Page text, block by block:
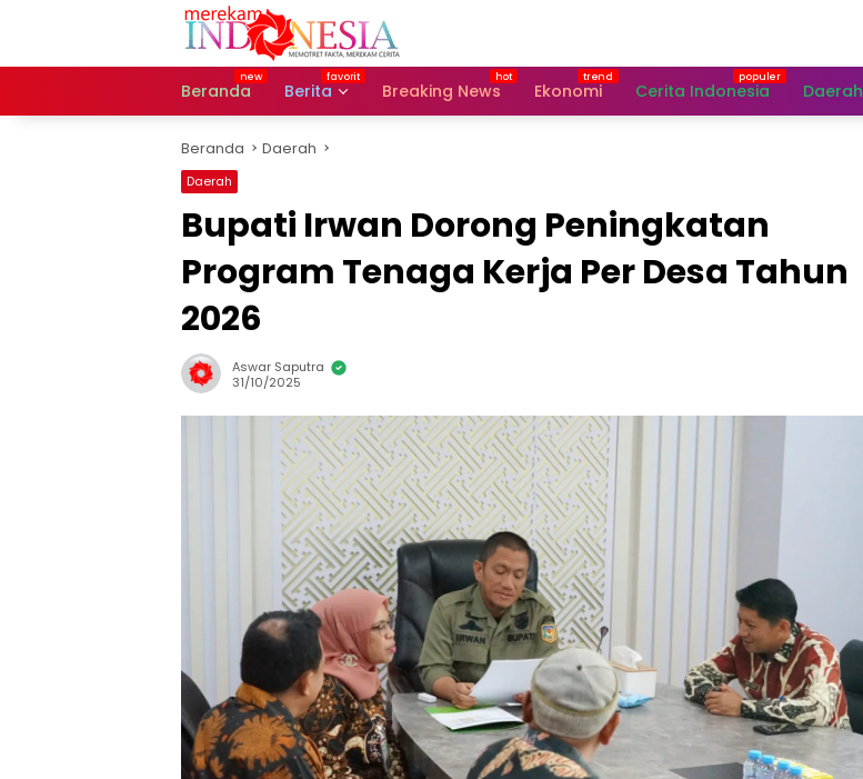
Beranda Berita Breaking News Ekonomi Cerita Indonesia Daerah
Beranda Daerah
Daerah
Bupati Irwan Dorong Peningkatan
Program Tenaga Kerja Per Desa Tahun
2026
Aswar Saputra
31/10/2025